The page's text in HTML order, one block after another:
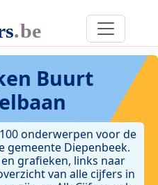
Buurt
onderwerpen voor de
gemeente Diepenbeek.
grafieken, links naar
van alle cijfers in